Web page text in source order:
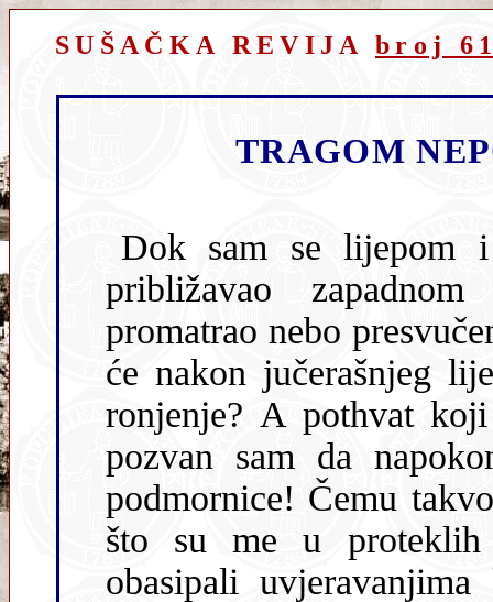
SUŠAČKA REVIJA broj
TRAGOM
Dok sam se lijepom i
približavao zapadnom predgrađu Pule, zabrinuto
promatrao nebo presvučeno
će nakon jučerašnjeg
ronjenje? A pothvat
pozvan sam da napokon zaronim na pravu olupinu jedne
podmornice! Čemu takvo
što su me u proteklih
obasipali